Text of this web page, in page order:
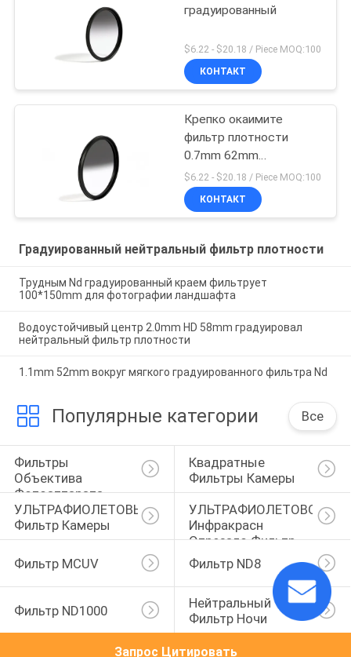
градуированный
$6.22 - $20.18 / Piece MOQ:100
КОНТАКТ
Крепко окаимите
фильтр плотности
0.7mm 62mm
градуированный
нейтральный
$6.22 - $20.18 / Piece MOQ:100
КОНТАКТ
Градуированный нейтральный фильтр плотности
Трудным Nd градуированный краем фильтрует
100*150mm для фотографии ландшафта
Водоустойчивый центр 2.0mm HD 58mm градуировал
нейтральный фильтр плотности
1.1mm 52mm вокруг мягкого градуированного фильтра Nd
Популярные категории Все
Фильтры
Объектива
Фотоаппарата
Квадратные
Фильтры Камеры
УЛЬТРАФИОЛЕТОВЫЙ
Фильтр Камеры
УЛЬТРАФИОЛЕТОВОЕ
Инфракрасн
Отрезало Фильтр
Фильтр MCUV
Фильтр ND8
Фильтр ND1000
Нейтральный
Фильтр Ночи
Запрос Цитировать